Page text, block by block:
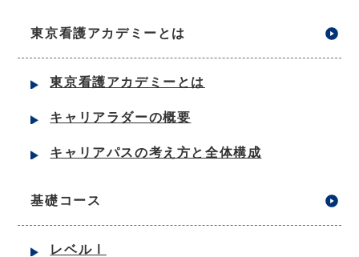
東京看護アカデミーとは
東京看護アカデミーとは
キャリアラダーの概要
キャリアパスの考え方と全体構成
基礎コース
レベルⅠ